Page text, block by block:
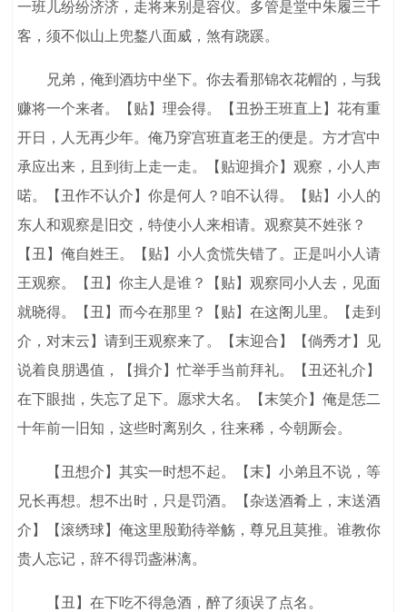
一班儿纷纷济济，走将来别是容仪。多管是堂中朱履三千
客，须不似山上兜鍪八面威，煞有跷蹊。
兄弟，俺到酒坊中坐下。你去看那锦衣花帽的，与我
赚将一个来者。【贴】理会得。【丑扮王班直上】花有重
开日，人无再少年。俺乃穿宫班直老王的便是。方才宫中
承应出来，且到街上走一走。【贴迎揖介】观察，小人声
喏。【丑作不认介】你是何人？咱不认得。【贴】小人的
东人和观察是旧交，特使小人来相请。观察莫不姓张？
【丑】俺自姓王。【贴】小人贪慌失错了。正是叫小人请
王观察。【丑】你主人是谁？【贴】观察同小人去，见面
就晓得。【丑】而今在那里？【贴】在这阁儿里。【走到
介，对末云】请到王观察来了。【末迎合】【倘秀才】见
说着良朋遇值，【揖介】忙举手当前拜礼。【丑还礼介】
在下眼拙，失忘了足下。愿求大名。【末笑介】俺是恁二
十年前一旧知，这些时离别久，往来稀，今朝厮会。
【丑想介】其实一时想不起。【末】小弟且不说，等
兄长再想。想不出时，只是罚酒。【杂送酒肴上，末送酒
介】【滚绣球】俺这里殷勤待举觞，尊兄且莫推。谁教你
贵人忘记，辞不得罚盏淋漓。
【丑】在下吃不得急酒，醉了须误了点名。